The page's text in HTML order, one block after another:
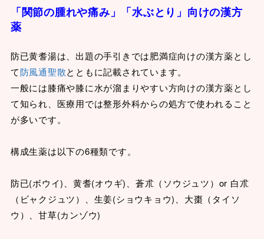
「関節の腫れや痛み」「水ぶとり」向けの漢方
薬
防已黄耆湯は、出題の手引きでは肥満症向けの漢方薬とし
て防風通聖散とともに記載されています。
一般には膝痛や膝に水が溜まりやすい方向けの漢方薬とし
て知られ、医療用では整形外科からの処方で使われること
が多いです。
構成生薬は以下の6種類です。
防已(ボウイ)、黄耆(オウギ)、蒼朮（ソウジュツ）or 白朮
（ビャクジュツ）、生姜(ショウキョウ)、大棗（タイソ
ウ）、甘草(カンゾウ)